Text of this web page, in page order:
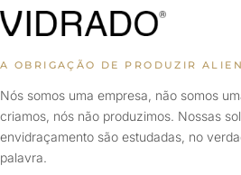
A OBRIGAÇÃO DE PRODUZIR
Nós somos uma empresa, não somos
criamos, nós não produzimos. Nossas
envidraçamento são estudadas, no
palavra.